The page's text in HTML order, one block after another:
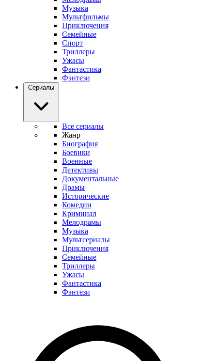
Музыка
Мультфильмы
Приключения
Семейные
Спорт
Триллеры
Ужасы
Фантастика
Фэнтези
Сериалы
Все сериалы
Жанр
Биография
Боевики
Военные
Детективы
Документальные
Драмы
Исторические
Комедии
Криминал
Мелодрамы
Музыка
Мультсериалы
Приключения
Семейные
Триллеры
Ужасы
Фантастика
Фэнтези